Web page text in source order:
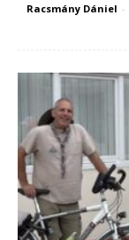
Racsmány Dániel -